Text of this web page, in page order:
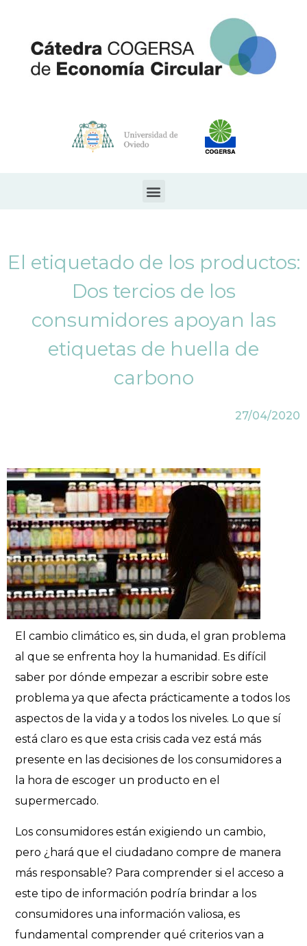
El etiquetado de los productos:
Dos tercios de los
consumidores apoyan las
etiquetas de huella de
carbono
27/04/2020
El cambio climático es, sin duda, el gran problema
al que se enfrenta hoy la humanidad. Es difícil
saber por dónde empezar a escribir sobre este
problema ya que afecta prácticamente a todos los
aspectos de la vida y a todos los niveles. Lo que sí
está claro es que esta crisis cada vez está más
presente en las decisiones de los consumidores a
la hora de escoger un producto en el
supermercado.
Los consumidores están exigiendo un cambio,
pero ¿hará que el ciudadano compre de manera
más responsable? Para comprender si el acceso a
este tipo de información podría brindar a los
consumidores una información valiosa, es
fundamental comprender qué criterios van a